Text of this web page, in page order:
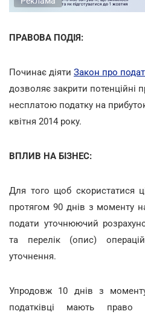
ПРАВОВА ПОДІЯ:
Починає діяти Закон про
дозволяє закрити потенційні
несплатою податку на
квітня 2014 року.
ВПЛИВ НА БІЗНЕС:
Для того щоб скористатися
протягом 90 днів з моменту
подати уточнюючий
та перелік (опис)
уточнення.
Упродовж 10 днів з
податківці мають право